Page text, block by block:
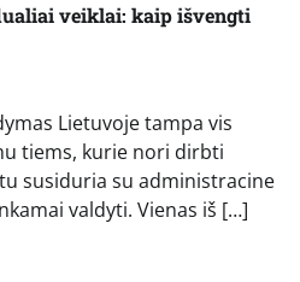
veiklai: kaip išvengti
Lietuvoje tampa vis
tiems, kurie nori dirbti
susiduria su administracine
valdyti. Vienas iš […]